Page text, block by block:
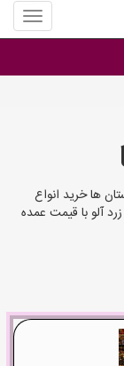
منوی
سایت
ها خرید انواع
آلو با قیمت عمده